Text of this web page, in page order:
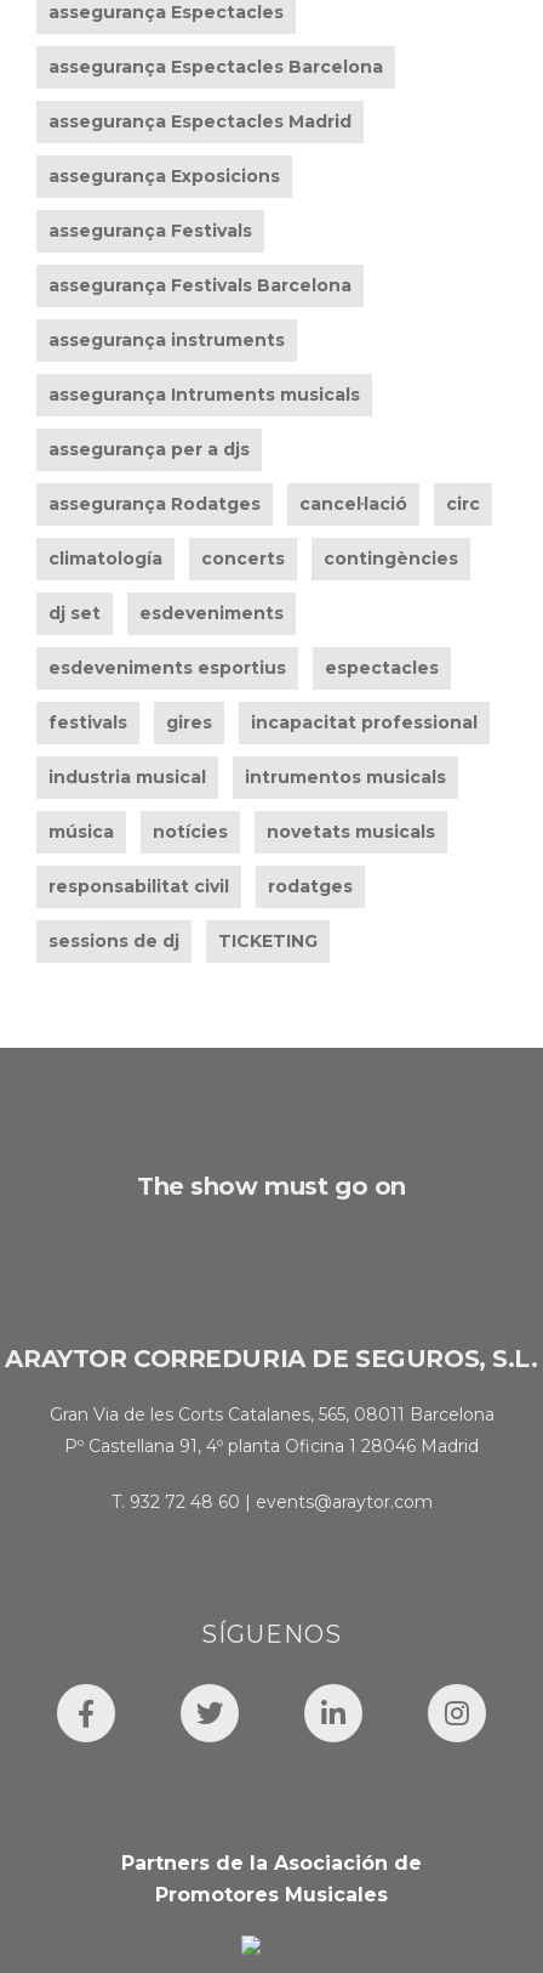
assegurança Espectacles
assegurança Espectacles Barcelona
assegurança Espectacles Madrid
assegurança Exposicions
assegurança Festivals
assegurança Festivals Barcelona
assegurança instruments
assegurança Intruments musicals
assegurança per a djs
assegurança Rodatges cancel·lació circ
climatología concerts contingències
dj set esdeveniments
esdeveniments esportius espectacles
festivals gires incapacitat professional
industria musical intrumentos musicals
música notícies novetats musicals
responsabilitat civil rodatges
sessions de dj TICKETING
The show must go on
ARAYTOR CORREDURIA DE SEGUROS, S.L.
Gran Via de les Corts Catalanes, 565, 08011 Barcelona
Pº Castellana 91, 4º planta Oficina 1 28046 Madrid
T. 932 72 48 60 | events@araytor.com
SÍGUENOS
Partners de la Asociación de
Promotores Musicales